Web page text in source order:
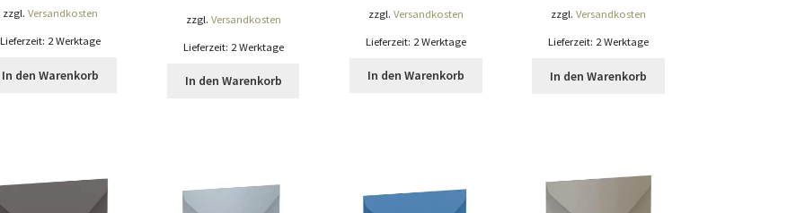
zzgl.Versandkosten
Lieferzeit: 2 Werktage
In den Warenkorb
zzgl. Versandkosten
Lieferzeit: 2 Werktage
In den Warenkorb
zzgl. Versandkosten
Lieferzeit: 2 Werktage
In den Warenkorb
zzgl.Versandkosten
Lieferzeit: 2 Werktage
In den Warenkorb